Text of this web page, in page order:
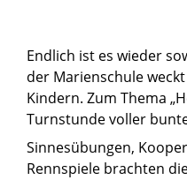
Endlich ist es wieder
der Marienschule
Kindern. Zum Thema
Turnstunde voller
Sinnesübungen,
Rennspiele brachten